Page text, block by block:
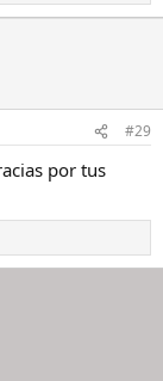
#29
por tus